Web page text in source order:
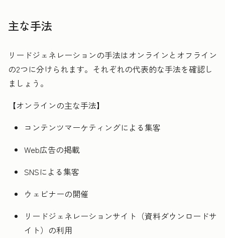
主な手法
リードジェネレーションの手法はオンラインとオフライン
の2つに分けられます。それぞれの代表的な手法を確認し
ましょう。
【オンラインの主な手法】
コンテンツマーケティングによる集客
Web広告の掲載
SNSによる集客
ウェビナーの開催
リードジェネレーションサイト（資料ダウンロードサ
イト）の利用